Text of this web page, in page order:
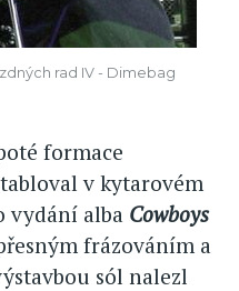
rad IV - Dimebag
formace
v kytarovém
vydání alba Cowboys
frázováním a
sól nalezl